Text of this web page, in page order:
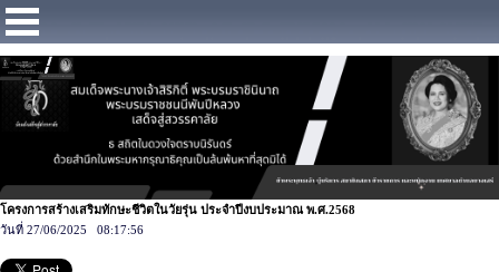
โครงการสร้างเสริมทักษะชีวิตในวัยรุ่น ประจำปีงบประมาณ พ.ศ.2568
วันที่ 27/06/2025 08:17:56